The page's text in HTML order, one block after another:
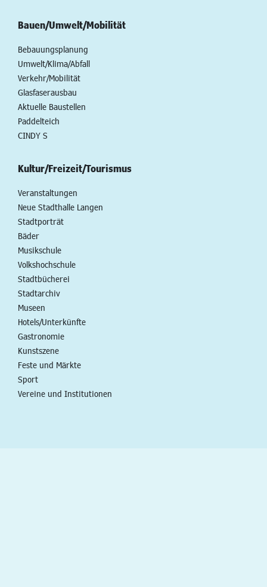
Bauen/Umwelt/Mobilität
Bebauungsplanung
Umwelt/Klima/Abfall
Verkehr/Mobilität
Glasfaserausbau
Aktuelle Baustellen
Paddelteich
CINDY S
Kultur/Freizeit/Tourismus
Veranstaltungen
Neue Stadthalle Langen
Stadtporträt
Bäder
Musikschule
Volkshochschule
Stadtbücherei
Stadtarchiv
Museen
Hotels/Unterkünfte
Gastronomie
Kunstszene
Feste und Märkte
Sport
Vereine und Institutionen